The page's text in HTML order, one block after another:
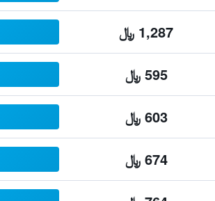
1,287 ﷼
595 ﷼
603 ﷼
674 ﷼